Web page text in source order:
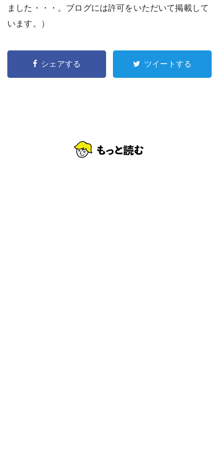
ました・・・。ブログには許可をいただいて掲載して
います。）
シェアする ツイートする